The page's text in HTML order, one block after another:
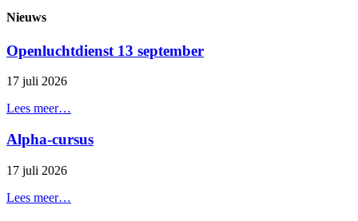
Nieuws
Openluchtdienst 13 september
17 juli 2026
Lees meer…
Alpha-cursus
17 juli 2026
Lees meer…